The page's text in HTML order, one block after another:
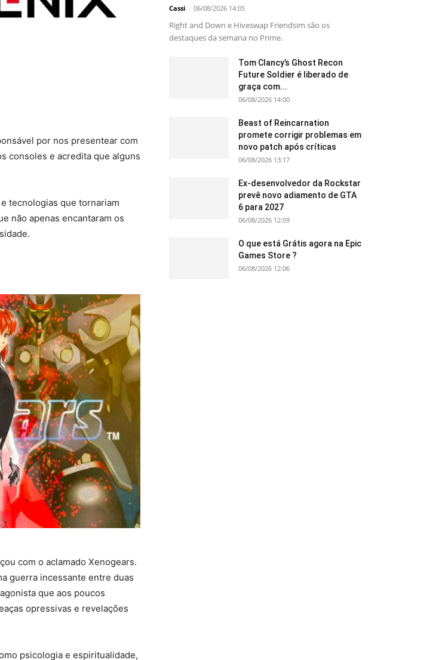
por nos presentear com
consoles e acredita que alguns
tecnologias que tornariam
não apenas encantaram os
com o aclamado Xenogears.
guerra incessante entre duas
que aos poucos
opressivas e revelações
psicologia e espiritualidade,
Cassi - 06/08/2026 14:05
Right and Down e Hiveswap Friendsim são os
destaques da semana no Prime.
Tom Clancy’s Ghost Recon
Future Soldier é liberado de
graça com...
06/08/2026 14:00
Beast of Reincarnation
promete corrigir problemas em
novo patch após críticas
06/08/2026 13:17
Ex-desenvolvedor da Rockstar
prevê novo adiamento de GTA
6 para 2027
06/08/2026 12:09
O que está Grátis agora na Epic
Games Store ?
06/08/2026 12:06